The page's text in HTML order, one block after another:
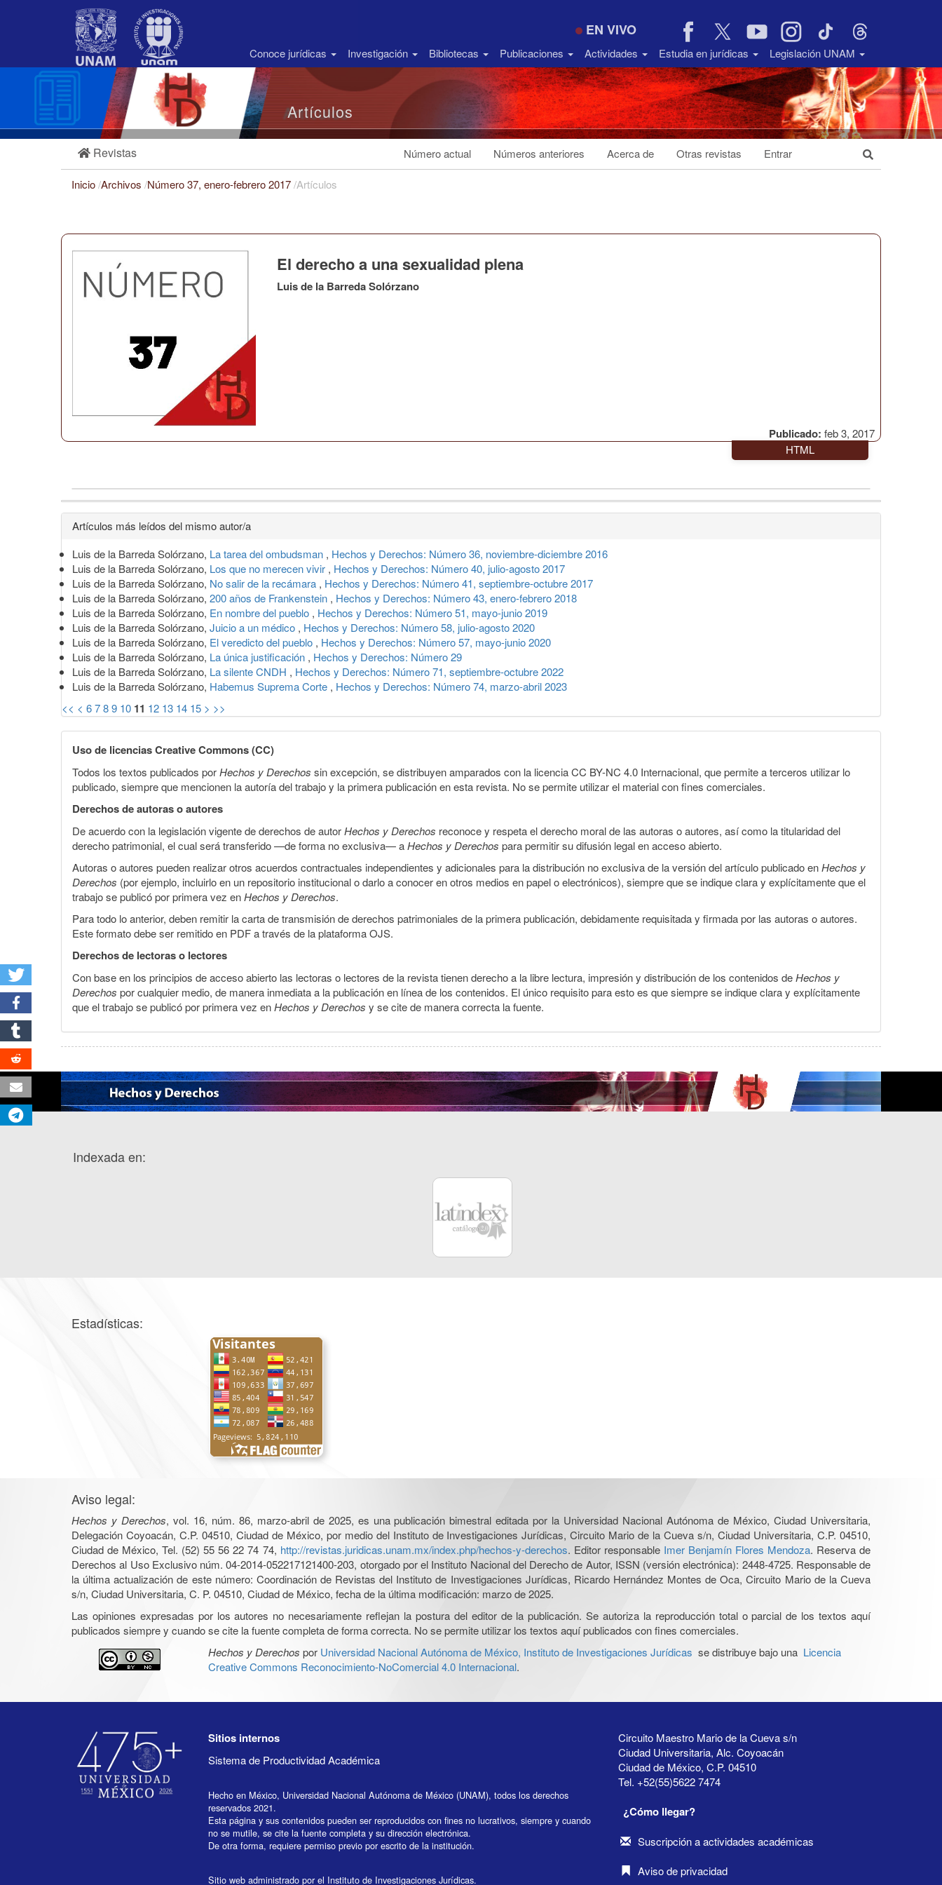
Barra
EN VIVO
Conoce jurídicas Investigación Bibliotecas Publicaciones Actividades Estudia en jurídicas Legislación UNAM
Artículos
Revistas Número actual Números anteriores Acerca de Otras revistas Entrar
Inicio/Archivos /Número 37, enero-febrero 2017/Artículos
Publicado: feb 3, 2017
El derecho a una sexualidad plena
Luis de la Barreda Solórzano
HTML
Detalles
del
artículo
Artículos más leídos del mismo autor/a
Luis de la Barreda Solórzano, La tarea del ombudsman , Hechos y Derechos: Número 36, noviembre-diciembre 2016
Luis de la Barreda Solórzano, Los que no merecen vivir , Hechos y Derechos: Número 40, julio-agosto 2017
Luis de la Barreda Solórzano, No salir de la recámara , Hechos y Derechos: Número 41, septiembre-octubre 2017
Luis de la Barreda Solórzano, 200 años de Frankenstein , Hechos y Derechos: Número 43, enero-febrero 2018
Luis de la Barreda Solórzano, En nombre del pueblo , Hechos y Derechos: Número 51, mayo-junio 2019
Luis de la Barreda Solórzano, Juicio a un médico , Hechos y Derechos: Número 58, julio-agosto 2020
Luis de la Barreda Solórzano, El veredicto del pueblo , Hechos y Derechos: Número 57, mayo-junio 2020
Luis de la Barreda Solórzano, La única justificación , Hechos y Derechos: Número 29
Luis de la Barreda Solórzano, La silente CNDH , Hechos y Derechos: Número 71, septiembre-octubre 2022
Luis de la Barreda Solórzano, Habemus Suprema Corte , Hechos y Derechos: Número 74, marzo-abril 2023
<< < 6789 10 11 12 13 14 15 > >>
Uso de licencias Creative Commons (CC)
Todos los textos publicados porHechos y Derechos sin excepción, se distribuyen amparados con la licencia CC BY-NC 4.0 Internacional, que permite a terceros utilizar lo
publicado, siempre que mencionen la autoría del trabajo y la primera publicación en esta revista. No se permite utilizar el material con fines comerciales.
Derechos de autoras o autores
De acuerdo con la legislación vigente de derechos de autorHechos y Derechos reconoce y respeta el derecho moral de las autoras o autores, así como la titularidad del
derecho patrimonial, el cual será transferido —de forma no exclusiva— aHechos y Derechos para permitir su difusión legal en acceso abierto.
Autoras o autores pueden realizar otros acuerdos contractuales independientes y adicionales para la distribución no exclusiva de la versión del artículo publicado enHechos y
Derechos (por ejemplo, incluirlo en un repositorio institucional o darlo a conocer en otros medios en papel o electrónicos), siempre que se indique clara y explícitamente que el
trabajo se publicó por primera vez enHechos y Derechos.
Para todo lo anterior, deben remitir la carta de transmisión de derechos patrimoniales de la primera publicación, debidamente requisitada y firmada por las autoras o autores.
Este formato debe ser remitido en PDF a través de la plataforma OJS.
Derechos de lectoras o lectores
Con base en los principios de acceso abierto las lectoras o lectores de la revista tienen derecho a la libre lectura, impresión y distribución de los contenidos deHechos y
Derechos por cualquier medio, de manera inmediata a la publicación en línea de los contenidos. El único requisito para esto es que siempre se indique clara y explícitamente
que el trabajo se publicó por primera vez enHechos y Derechos y se cite de manera correcta la fuente.
Indexada en:
Estadísticas:
Aviso legal:
Hechos y Derechos, vol. 16, núm. 86, marzo-abril de 2025, es una publicación bimestral editada por la Universidad Nacional Autónoma de México, Ciudad Universitaria,
Delegación Coyoacán, C.P. 04510, Ciudad de México, por medio del Instituto de Investigaciones Jurídicas, Circuito Mario de la Cueva s/n, Ciudad Universitaria, C.P. 04510,
Ciudad de México, Tel. (52) 55 56 22 74 74, http://revistas.juridicas.unam.mx/index.php/hechos-y-derechos. Editor responsable Imer Benjamín Flores Mendoza. Reserva de
Derechos al Uso Exclusivo núm. 04-2014-052217121400-203, otorgado por el Instituto Nacional del Derecho de Autor, ISSN (versión electrónica): 2448-4725. Responsable de
la última actualización de este número: Coordinación de Revistas del Instituto de Investigaciones Jurídicas, Ricardo Hernández Montes de Oca, Circuito Mario de la Cueva
s/n, Ciudad Universitaria, C. P. 04510, Ciudad de México, fecha de la última modificación: marzo de 2025.
Las opiniones expresadas por los autores no necesariamente reflejan la postura del editor de la publicación. Se autoriza la reproducción total o parcial de los textos aquí
publicados siempre y cuando se cite la fuente completa de forma correcta. No se permite utilizar los textos aquí publicados con fines comerciales.
Hechos y Derechos por Universidad Nacional Autónoma de México, Instituto de Investigaciones Jurídicas se distribuye bajo una Licencia
Creative Commons Reconocimiento-NoComercial 4.0 Internacional.
Sitios internos
Sistema de Productividad Académica
Hecho en México, Universidad Nacional Autónoma de México (UNAM), todos los derechos
reservados 2021.
Esta página y sus contenidos pueden ser reproducidos con fines no lucrativos, siempre y cuando
no se mutile, se cite la fuente completa y su dirección electrónica.
De otra forma, requiere permiso previo por escrito de la institución.
Sitio web administrado por el Instituto de Investigaciones Jurídicas.
Circuito Maestro Mario de la Cueva s/n
Ciudad Universitaria, Alc. Coyoacán
Ciudad de México, C.P. 04510
Tel. +52(55)5622 7474
¿Cómo llegar?
Suscripción a actividades académicas
Aviso de privacidad